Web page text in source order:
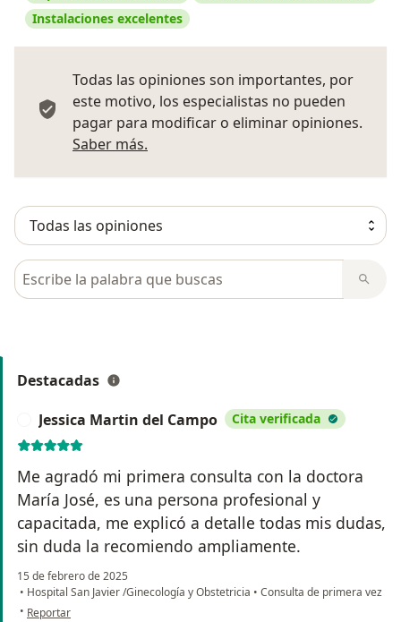
Instalaciones excelentes
Todas las opiniones son importantes, por
este motivo, los especialistas no pueden
pagar para modificar o eliminar opiniones.
Saber más.
Busca en opiniones
Destacadas
Jessica Martin del Campo Cita verificada
Me agradó mi primera consulta con la doctora
María José, es una persona profesional y
capacitada, me explicó a detalle todas mis dudas,
sin duda la recomiendo ampliamente.
15 de febrero de 2025
• Hospital San Javier /Ginecología y Obstetricia • Consulta de primera vez
• en opinión del usuario Jessica Martin del Campo
Reportar